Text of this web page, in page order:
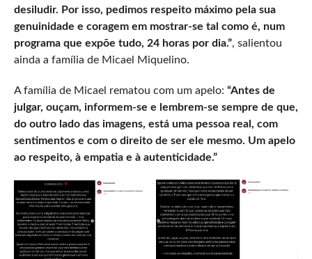
desiludir. Por isso, pedimos respeito máximo pela sua
genuinidade e coragem em mostrar-se tal como é, num
programa que expõe tudo, 24 horas por dia.”, salientou
ainda a família de Micael Miquelino.
A família de Micael rematou com um apelo: “Antes de
julgar, ouçam, informem-se e lembrem-se sempre de que,
do outro lado das imagens, está uma pessoa real, com
sentimentos e com o direito de ser ele mesmo. Um apelo
ao respeito, à empatia e à autenticidade.”